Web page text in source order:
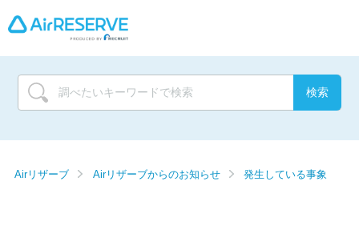
Airリザーブ Airリザーブからのお知らせ 発生している事象